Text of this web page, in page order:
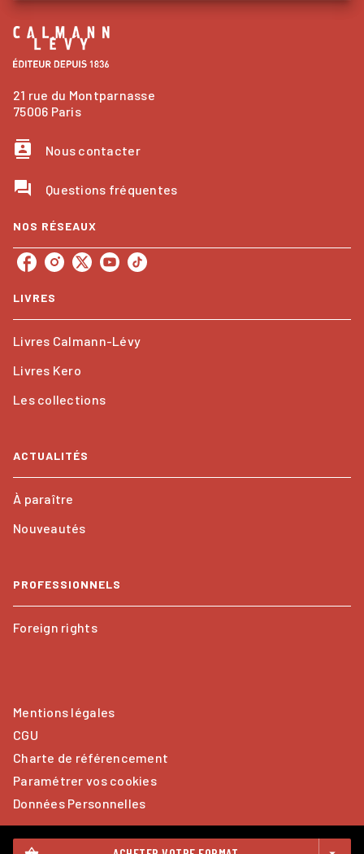
21 rue du Montparnasse
75006 Paris
contacts Nous contacter
question_answer Questions fréquentes
NOS RÉSEAUX
LIVRES
Livres Calmann-Lévy
Livres Kero
Les collections
ACTUALITÉS
À paraître
Nouveautés
PROFESSIONNELS
Foreign rights
Mentions légales
CGU
Charte de référencement
Paramétrer vos cookies
Données Personnelles